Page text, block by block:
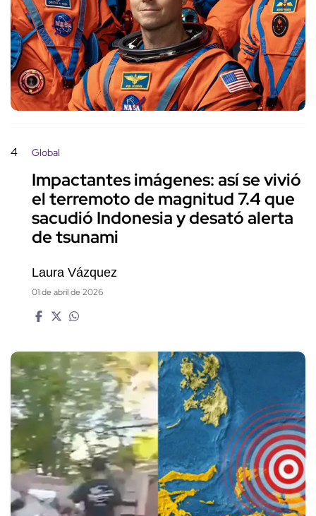
4 Global
Impactantes imágenes: así se vivió
el terremoto de magnitud 7.4 que
sacudió Indonesia y desató alerta
de tsunami
Laura Vázquez
01 de abril de 2026